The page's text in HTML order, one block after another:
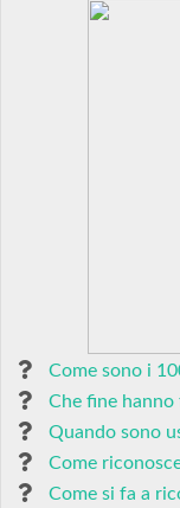
Come sono i
Che fine
Quando sono
Come
Come si fa a